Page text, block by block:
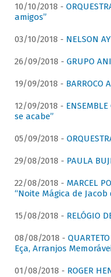
10/10/2018 -
amigos”
03/10/2018 - NELSON
26/09/2018 - GRUPO
19/09/2018 - BARROCO
12/09/2018 -
se acabe”
05/09/2018 -
29/08/2018 - PAULA
22/08/2018 - MARCEL
“Noite Mágica de
15/08/2018 - RELÓGIO
08/08/2018 -
Eça, Arranjos
01/08/2018 - ROGER